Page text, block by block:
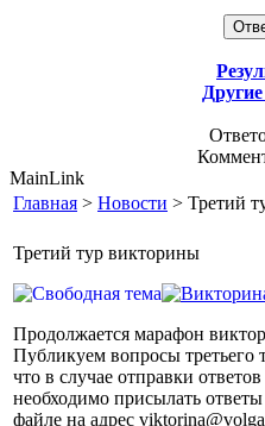
MainLink
Главная > Новости > Третий
Третий тур викторины
Продолжается марафон
Публикуем вопросы
что в случае отправки
необходимо присылать
файле на адрес